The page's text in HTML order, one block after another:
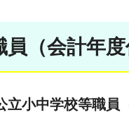
員（会計年
小中学校等職員